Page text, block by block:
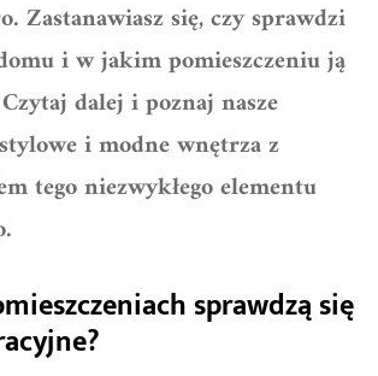
Zastanawiasz się, czy sprawdzi
i w jakim pomieszczeniu ją
dalej i poznaj nasze
i modne wnętrza z
tego niezwykłego elementu
sprawdzą się